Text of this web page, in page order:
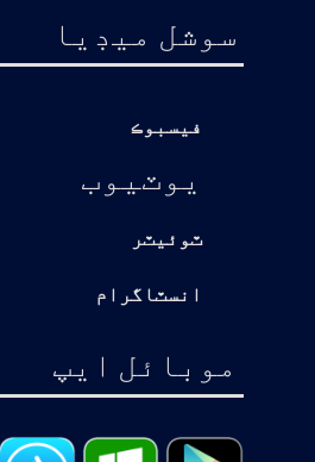
سوشل ميڊيا
فيسبوڪ
يوٽيوب
ٽوئيٽر
انسٽاگرام
موبائل ايپ